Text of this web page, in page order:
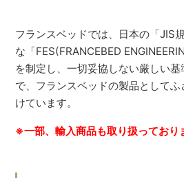
フランスベッドでは、日本の「JIS
な「FES(FRANCEBED
を制定し、一切妥協しない厳しい基
で、フランスベッドの製品として
けています。
※一部、輸入商品も取り扱っており